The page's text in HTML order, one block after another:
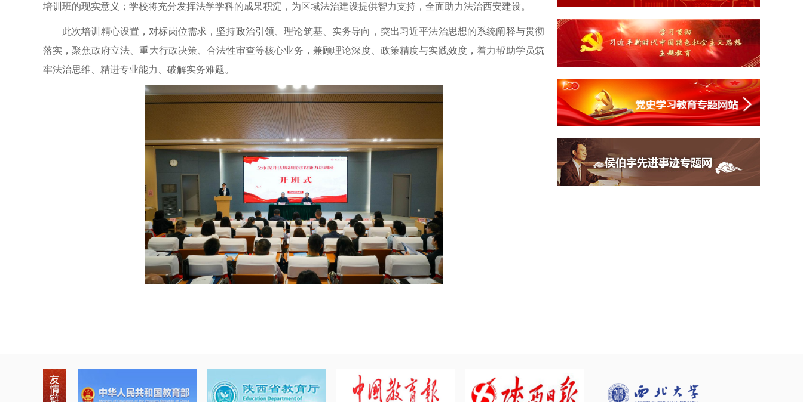
培训班的现实意义；学校将充分发挥法学学科的成果积淀，为区域法治建设提供智力支持，全面助力法治西安建设。
此次培训精心设置，对标岗位需求，坚持政治引领、理论筑基、实务导向，突出习近平法治思想的系统阐释与贯彻
落实，聚焦政府立法、重大行政决策、合法性审查等核心业务，兼顾理论深度、政策精度与实践效度，着力帮助学员筑
牢法治思维、精进专业能力、破解实务难题。